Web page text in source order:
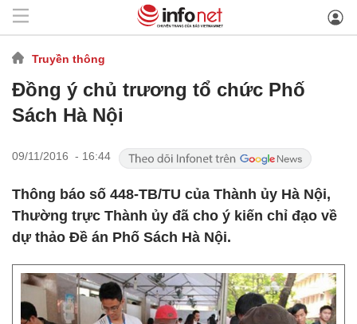
Truyền thông
Đồng ý chủ trương tổ chức Phố
Sách Hà Nội
09/11/2016 - 16:44
Thông báo số 448-TB/TU của Thành ủy Hà Nội,
Thường trực Thành ủy đã cho ý kiến chỉ đạo về
dự thảo Đề án Phố Sách Hà Nội.